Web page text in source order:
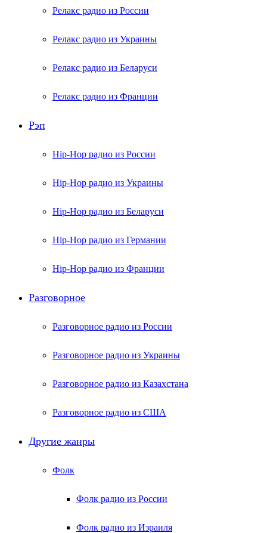
Релакс радио из России
Релакс радио из Украины
Релакс радио из Беларуси
Релакс радио из Франции
Рэп
Hip-Hop радио из России
Hip-Hop радио из Украины
Hip-Hop радио из Беларуси
Hip-Hop радио из Германии
Hip-Hop радио из Франции
Разговорное
Разговорное радио из России
Разговорное радио из Украины
Разговорное радио из Казахстана
Разговорное радио из США
Другие жанры
Фолк
Фолк радио из России
Фолк радио из Израиля